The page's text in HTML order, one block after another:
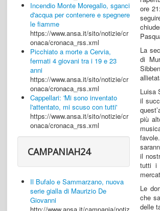
Incendio Monte Moregallo, sganci
d'acqua per contenere e spegnere
le fiamme
https://www.ansa.it/sito/notizie/cr
onaca/cronaca_rss.xml
Picchiato a morte a Cervia,
fermati 4 giovani tra i 19 e 23
anni
https://www.ansa.it/sito/notizie/cr
onaca/cronaca_rss.xml
Cappellari: 'Mi sono inventato
l'attentato, mi scuso con tutti'
https://www.ansa.it/sito/notizie/cr
onaca/cronaca_rss.xml
CAMPANIAH24
Il Bufalo e Sammarzano, nuova
serie gialla di Maurizio De
Giovanni
ore
La
di
Luisa
il
più
il
tutti i
Le
che
delle